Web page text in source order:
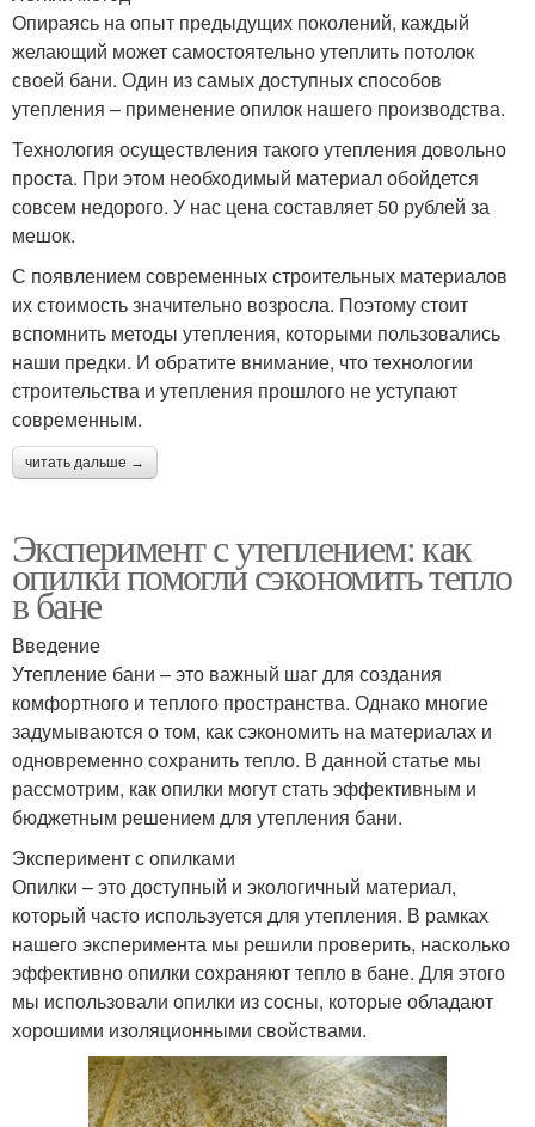
Опираясь на опыт предыдущих поколений, каждый
желающий может самостоятельно утеплить потолок
своей бани. Один из самых доступных способов
утепления – применение опилок нашего производства.
Технология осуществления такого утепления довольно
проста. При этом необходимый материал обойдется
совсем недорого. У нас цена составляет 50 рублей за
мешок.
С появлением современных строительных материалов
их стоимость значительно возросла. Поэтому стоит
вспомнить методы утепления, которыми пользовались
наши предки. И обратите внимание, что технологии
строительства и утепления прошлого не уступают
современным.
читать дальше →
Эксперимент с утеплением: как
опилки помогли сэкономить тепло
в бане
Введение
Утепление бани – это важный шаг для создания
комфортного и теплого пространства. Однако многие
задумываются о том, как сэкономить на материалах и
одновременно сохранить тепло. В данной статье мы
рассмотрим, как опилки могут стать эффективным и
бюджетным решением для утепления бани.
Эксперимент с опилками
Опилки – это доступный и экологичный материал,
который часто используется для утепления. В рамках
нашего эксперимента мы решили проверить, насколько
эффективно опилки сохраняют тепло в бане. Для этого
мы использовали опилки из сосны, которые обладают
хорошими изоляционными свойствами.